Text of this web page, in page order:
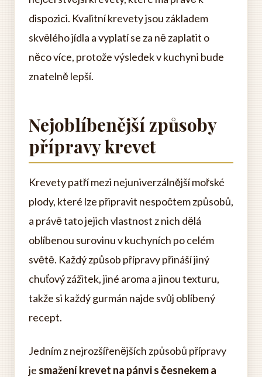
dispozici. Kvalitní krevety jsou základem
skvělého jídla a vyplatí se za ně zaplatit o
něco více, protože výsledek v kuchyni bude
znatelně lepší.
Nejoblíbenější způsoby
přípravy krevet
Krevety patří mezi nejuniverzálnější mořské
plody, které lze připravit nespočtem způsobů,
a právě tato jejich vlastnost z nich dělá
oblíbenou surovinu v kuchyních po celém
světě. Každý způsob přípravy přináší jiný
chuťový zážitek, jiné aroma a jinou texturu,
takže si každý gurmán najde svůj oblíbený
recept.
Jedním z nejrozšířenějších způsobů přípravy
je smažení krevet na pánvi s česnekem a